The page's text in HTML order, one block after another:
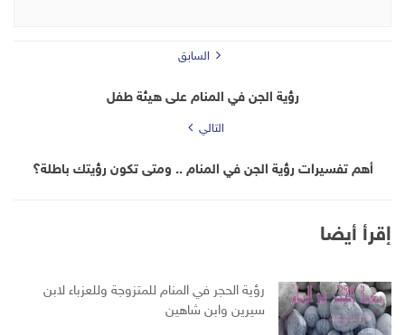
السابق
رؤية الجن في المنام على هيئة طفل
التالي
أهم تفسيرات رؤية الجن في المنام .. ومتى تكون رؤيتك باطلة؟
إقرأ أيضا
رؤية الحجر في المنام للمتزوجة وللعزباء لابن
سيرين وابن شاهين